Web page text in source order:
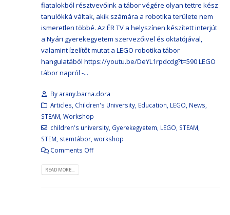
fiatalokból résztvevőink a tábor végére olyan tettre kész
tanulókká váltak, akik számára a robotika területe nem
ismeretlen többé. Az ÉR TV a helyszínen készített interjút
a Nyári gyerekegyetem szervezőivel és oktatójával,
valamint ízelítőt mutat a LEGO robotika tábor
hangulatából https://youtu.be/DeYL1rpdcdg?t=590 LEGO
tábor napról -...
By arany.barna.dora
Articles Children's University, Education LEGO News
STEAM Workshop
children's university, Gyerekegyetem LEGO STEAM
STEM stemtábor workshop
Comments Off
READ MORE...